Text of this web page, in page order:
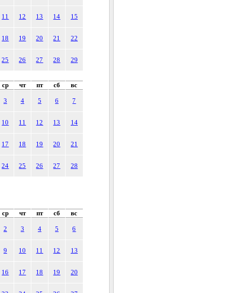
11 12 13 14 15
18 19 20 21 22
25 26 27 28 29
ср чт пт сб вс
3 4 5 6 7
10 11 12 13 14
17 18 19 20 21
24 25 26 27 28
ср чт пт сб вс
2 3 4 5 6
9 10 11 12 13
16 17 18 19 20